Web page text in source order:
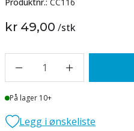
kr 49,00 /stk
1
Lager
På lager 10+
Legg i ønskeliste